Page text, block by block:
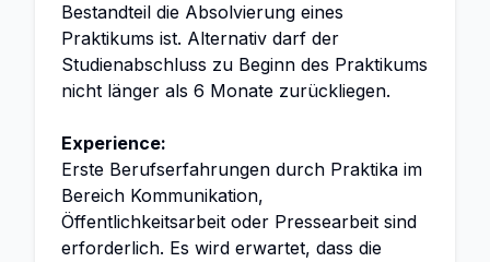
Bestandteil die Absolvierung eines
Praktikums ist. Alternativ darf der
Studienabschluss zu Beginn des Praktikums
nicht länger als 6 Monate zurückliegen.
Experience:
Erste Berufserfahrungen durch Praktika im
Bereich Kommunikation,
Öffentlichkeitsarbeit oder Pressearbeit sind
erforderlich. Es wird erwartet, dass die